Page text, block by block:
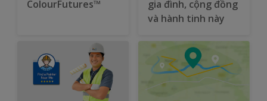
ColourFutures™
gia đình, cộng đồng
và hành tinh này